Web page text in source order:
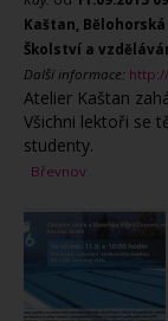
Kaštan, Bělohorská
Školství a
Další informace:
Atelier Kaštan
Všichni lektoři se
studenty.
Břevnov